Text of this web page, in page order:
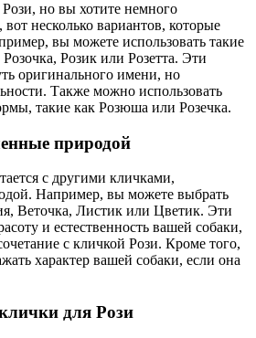
но вы хотите немного
несколько вариантов, которые
вы можете использовать такие
Розик или Розетта. Эти
оригинального имени, но
Также можно использовать
такие как Розюша или Розечка.
природой
с другими кличками,
Например, вы можете выбрать
Веточка, Листик или Цветик. Эти
и естественность вашей собаки,
с кличкой Рози. Кроме того,
характер вашей собаки, если она
для Рози